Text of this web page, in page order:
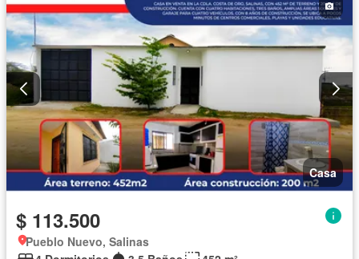
Casa
$ 113.500
Pueblo Nuevo, Salinas